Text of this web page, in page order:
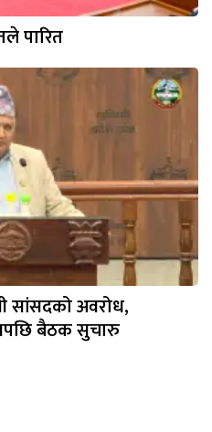
पारित
सांसदको अवरोध,
बैठक सुचारु